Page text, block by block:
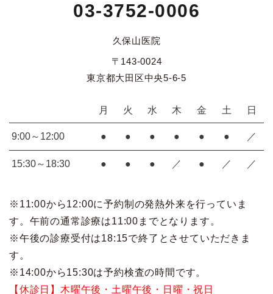
03-3752-0006
久保山医院
〒143-0024
東京都大田区中央5-6-5
月 火 水 木 金 土 日
9:00～12:00 ● ● ● ● ● ● ／
15:30～18:30 ● ● ● ／ ● ／ ／
※11:00から12:00に予約制の発熱外来を行っていま
す。午前の通常診療は11:00までとなります。
※午後の診療受付は18:15で終了とさせていただきま
す。
※14:00から15:30は予約検査の時間です。
【休診日】木曜午後・土曜午後・日曜・祝日